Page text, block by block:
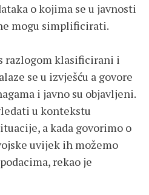
o kojima se u javnosti
mogu simplificirati.
razlogom klasificirani i
se u izvješću a govore
i javno su objavljeni.
u kontekstu
a kada govorimo o
uvijek ih možemo
rekao je